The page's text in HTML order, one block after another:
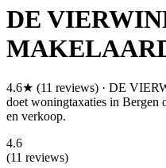
DE
4.6★ (11 reviews) · DE
doet woningtaxaties in Bergen
en verkoop.
4.6
(11 reviews)